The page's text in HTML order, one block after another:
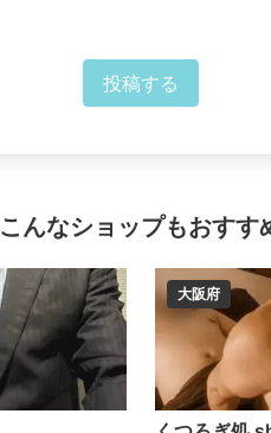
投稿する
こんなショップもおすす
大阪府